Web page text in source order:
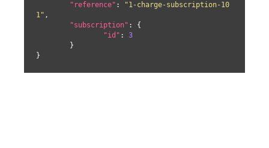
"reference" :
"1-charge-subscription-10
1" ,
"subscription" : {
"id" : 3
}